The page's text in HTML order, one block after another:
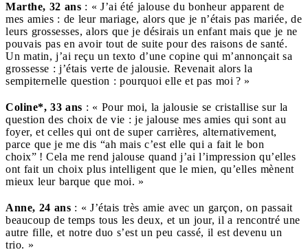
Marthe, 32 ans : « J’ai été jalouse du bonheur apparent de
mes amies : de leur mariage, alors que je n’étais pas mariée, de
leurs grossesses, alors que je désirais un enfant mais que je ne
pouvais pas en avoir tout de suite pour des raisons de santé.
Un matin, j’ai reçu un texto d’une copine qui m’annonçait sa
grossesse : j’étais verte de jalousie. Revenait alors la
sempiternelle question : pourquoi elle et pas moi ? »
Coline*, 33 ans : « Pour moi, la jalousie se cristallise sur la
question des choix de vie : je jalouse mes amies qui sont au
foyer, et celles qui ont de super carrières, alternativement,
parce que je me dis “ah mais c’est elle qui a fait le bon
choix” ! Cela me rend jalouse quand j’ai l’impression qu’elles
ont fait un choix plus intelligent que le mien, qu’elles mènent
mieux leur barque que moi. »
Anne, 24 ans : « J’étais très amie avec un garçon, on passait
beaucoup de temps tous les deux, et un jour, il a rencontré une
autre fille, et notre duo s’est un peu cassé, il est devenu un
trio. »